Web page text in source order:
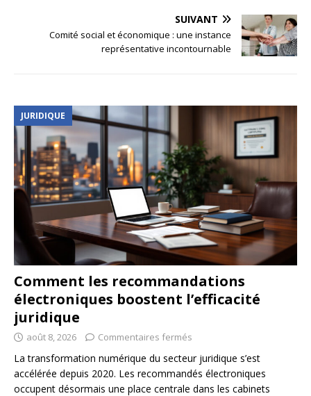
SUIVANT
Comité social et économique : une instance
représentative incontournable
JURIDIQUE
Comment les recommandations
électroniques boostent l’efficacité
juridique
août 8, 2026 Commentaires fermés
La transformation numérique du secteur juridique s’est
accélérée depuis 2020. Les recommandés électroniques
occupent désormais une place centrale dans les cabinets